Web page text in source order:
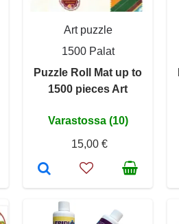
Art puzzle
1500 Palat
Puzzle Roll Mat up to
1500 pieces Art
Varastossa (10)
15,00 €